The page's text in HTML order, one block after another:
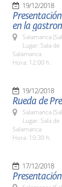
19/12/2018
en la
Salamanca
Lugar: Sala
Salamanca
Hora: 12:00 h.
19/12/2018
Rueda de
Salamanca
Lugar: Sala
Salamanca
Hora: 10:30 h.
17/12/2018